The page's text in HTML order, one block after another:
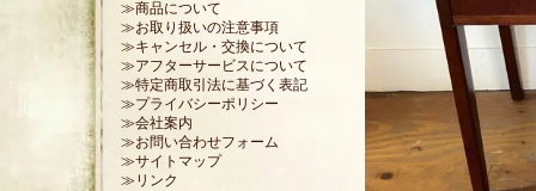
≫商品について
≫お取り扱いの注意事項
≫キャンセル・交換について
≫アフターサービスについて
≫特定商取引法に基づく表記
≫プライバシーポリシー
≫会社案内
≫お問い合わせフォーム
≫サイトマップ
≫リンク